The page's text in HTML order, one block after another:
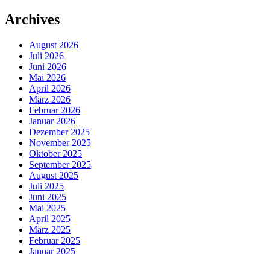
Archives
August 2026
Juli 2026
Juni 2026
Mai 2026
April 2026
März 2026
Februar 2026
Januar 2026
Dezember 2025
November 2025
Oktober 2025
September 2025
August 2025
Juli 2025
Juni 2025
Mai 2025
April 2025
März 2025
Februar 2025
Januar 2025